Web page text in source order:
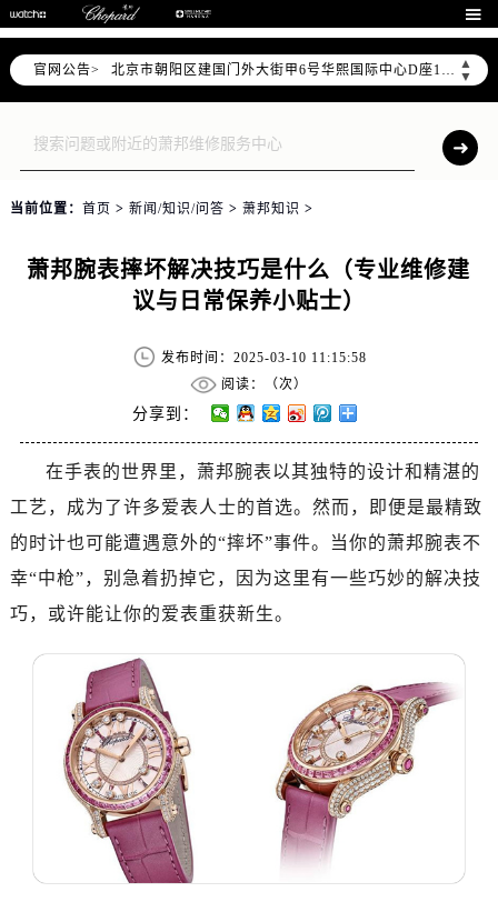

官网公告>
▲
▼
北京市朝阳区建国门外大街甲6号华熙国际中心写字楼D座11层1102室（需提前预约）
北京市朝阳区建国门外大街甲6号华熙国际中心D座11层1102室售后服务中心（需提前预约）
北京市东城区东长安街1号王府井东方广场W3座6层602室售后服务中心（需提前预约）
节假日正常营业！
当前位置： 首页 > 新闻/知识/问答 > 萧邦知识 >
萧邦腕表摔坏解决技巧是什么（专业维修建
议与日常保养小贴士）
发布时间：2025-03-10 11:15:58
阅读：（次）
分享到：
在手表的世界里，萧邦腕表以其独特的设计和精湛的
工艺，成为了许多爱表人士的首选。然而，即便是最精致
的时计也可能遭遇意外的“摔坏”事件。当你的萧邦腕表不
幸“中枪”，别急着扔掉它，因为这里有一些巧妙的解决技
巧，或许能让你的爱表重获新生。